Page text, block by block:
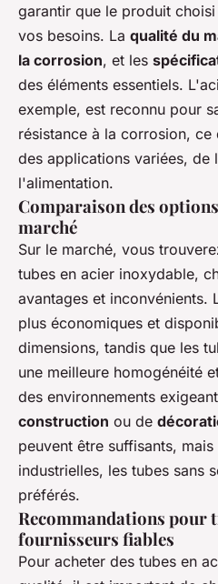
garantir que le produit
vos besoins. La qualité du
la corrosion, et les
des éléments essentiels.
exemple, est reconnu pour
résistance à la corrosion,
des applications variées, de
l'alimentation.
Comparaison des
marché
Sur le marché, vous
tubes en acier inoxydable,
avantages et inconvénients.
plus économiques et
dimensions, tandis que les
une meilleure homogénéité
des environnements
construction ou de
peuvent être suffisants,
industrielles, les tubes sans
préférés.
Recommandations pour
fournisseurs fiables
Pour acheter des tubes en